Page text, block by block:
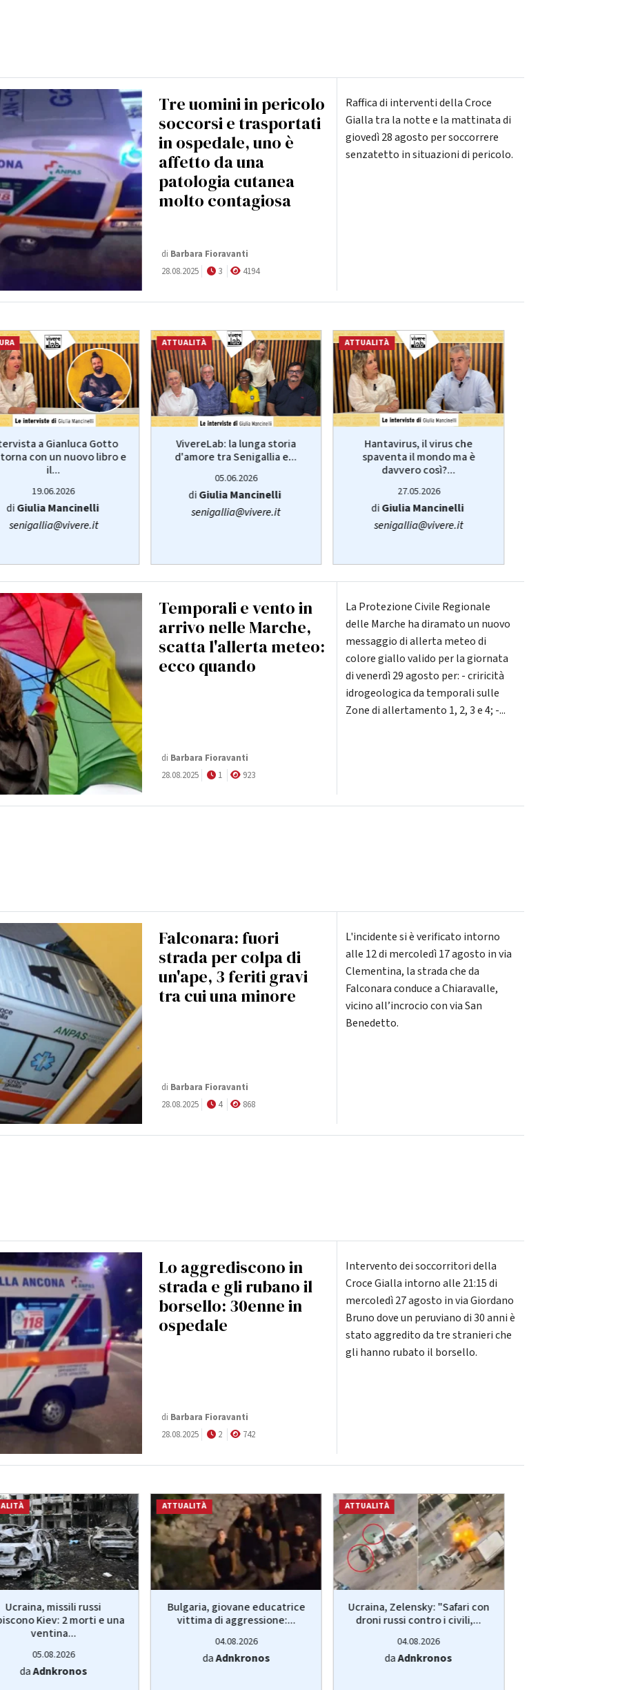
Tre uomini in pericolo
soccorsi e trasportati
in ospedale, uno è
affetto da una
patologia cutanea
molto contagiosa
di Barbara Fioravanti
28.08.2025
3 4194
Raffica di interventi della Croce
Gialla tra la notte e la mattinata di
giovedì 28 agosto per soccorrere
senzatetto in situazioni di pericolo.
a Gianluca Gotto
con un nuovo libro e
il...
19.06.2026
diGiulia Mancinelli
senigallia@vivere.it
ATTUALITÀ
VivereLab: la lunga storia
d'amore tra Senigallia e...
05.06.2026
diGiulia Mancinelli
senigallia@vivere.it
ATTUALITÀ
Hantavirus, il virus che
spaventa il mondo ma è
davvero così?...
27.05.2026
diGiulia Mancinelli
senigallia@vivere.it
Temporali e vento in
arrivo nelle Marche,
scatta l'allerta meteo:
ecco quando
di Barbara Fioravanti
28.08.2025
1 923
La Protezione Civile Regionale
delle Marche ha diramato un nuovo
messaggio di allerta meteo di
colore giallo valido per la giornata
di venerdì 29 agosto per: - criricità
idrogeologica da temporali sulle
Zone di allertamento 1, 2, 3 e 4; -...
Falconara: fuori
strada per colpa di
un'ape, 3 feriti gravi
tra cui una minore
di Barbara Fioravanti
28.08.2025
4 868
L'incidente si è verificato intorno
alle 12 di mercoledì 17 agosto in via
Clementina, la strada che da
Falconara conduce a Chiaravalle,
vicino all’incrocio con via San
Benedetto.
Lo aggrediscono in
strada e gli rubano il
borsello: 30enne in
ospedale
di Barbara Fioravanti
28.08.2025
2 742
Intervento dei soccorritori della
Croce Gialla intorno alle 21:15 di
mercoledì 27 agosto in via Giordano
Bruno dove un peruviano di 30 anni è
stato aggredito da tre stranieri che
gli hanno rubato il borsello.
Ucraina, missili russi
Kiev: 2 morti e una
ventina...
05.08.2026
daAdnkronos
ATTUALITÀ
Bulgaria, giovane educatrice
vittima di aggressione:...
04.08.2026
daAdnkronos
ATTUALITÀ
Ucraina, Zelensky: "Safari con
droni russi contro i civili,...
04.08.2026
daAdnkronos